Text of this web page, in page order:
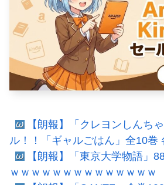
【朗報】「クレヨンしんち
ル！！「ギャルごはん」全10巻
【朗報】「東京大学物語」
ｗｗｗｗｗｗｗｗｗｗｗｗｗｗ